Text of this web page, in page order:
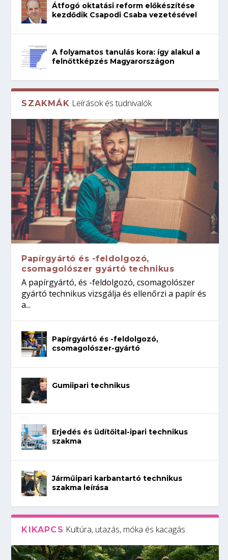
Átfogó oktatási reform előkészítése
kezdődik Csapodi Csaba vezetésével
A folyamatos tanulás kora: így alakul a
felnőttképzés Magyarországon
SZAKMÁK Leírások és tudnivalók
Papírgyártó és -feldolgozó,
csomagolószer gyártó technikus
A papírgyártó, és -feldolgozó, csomagolószer
gyártó technikus vizsgálja és ellenőrzi a papír és
a...
Papírgyártó és -feldolgozó,
csomagolószer-gyártó
Gumiipari technikus
Erjedés és üdítőital-ipari technikus
szakma
Járműipari karbantartó technikus
szakma leírása
KIKAPCS Kultúra, utazás, móka és kacagás